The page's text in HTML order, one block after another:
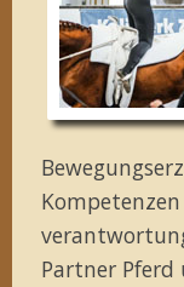
Partner